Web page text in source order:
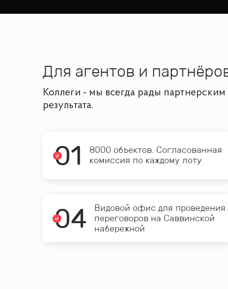
Для агентов и
Коллеги - мы всегда рады
результата.
01
8000 объектов. Согласованная
комиссия по каждому лоту
04
Видовой офис для проведения
переговоров на Саввинской
набережной